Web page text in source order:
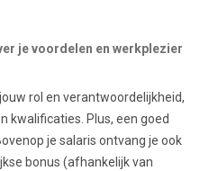
je voordelen en werkplezier
rol en verantwoordelijkheid,
kwalificaties. Plus, een goed
je salaris ontvang je ook
bonus (afhankelijk van